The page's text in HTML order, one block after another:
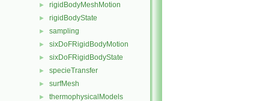
► rigidBodyMeshMotion
► rigidBodyState
► sampling
► sixDoFRigidBodyMotion
► sixDoFRigidBodyState
► specieTransfer
► surfMesh
► thermophysicalModels